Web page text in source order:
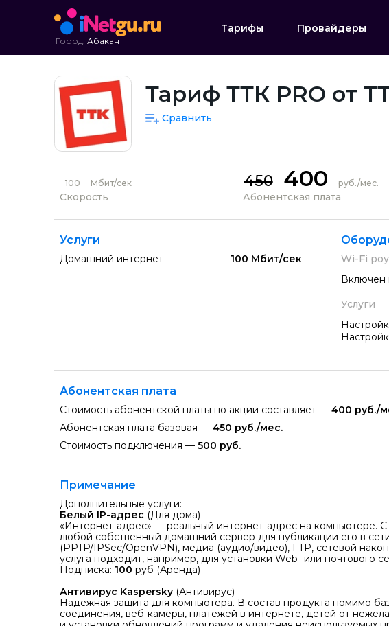
Город: Абакан
Тарифы Провайдеры
Тариф ТТК PRO от
Сравнить
100 Мбит/сек
Скорость
450 400 руб./мес.
Абонентская плата
Услуги
Домашний интернет 100 Мбит/сек
Wi-Fi
Включен
Услуги
Абонентская плата
Стоимость абонентской платы по акции составляет — 400 руб./
Абонентская плата базовая — 450 руб./мес.
Стоимость подключения — 500 руб.
Примечание
Дополнительные услуги:
Белый IP-адрес (Для дома)
«Интернет-адрес» — реальный интернет-адрес на компьютере.
любой собственный домашний сервер для публикации его в
(PPTP/IPSec/OpenVPN), медиа (аудио/видео), FTP, сетевой
услуга подходит, например, для установки Web- или почтового
Подписка: 100 руб (Аренда)
Антивирус Kaspersky (Антивирус)
Надежная защита для компьютера. В состав продукта помимо
соединения, веб-камеры, платежей в интернете, детей от